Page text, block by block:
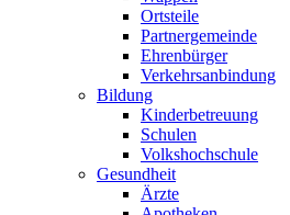
Ortsteile
Partnergemeinde
Ehrenbürger
Verkehrsanbindung
Bildung
Kinderbetreuung
Schulen
Volkshochschule
Gesundheit
Ärzte